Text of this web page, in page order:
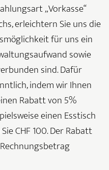
„Vorkasse“
erleichtern Sie uns die
für uns ein
sowie
sind. Dafür
indem wir Ihnen
Rabatt von 5%
einen Esstisch
CHF 100. Der Rabatt